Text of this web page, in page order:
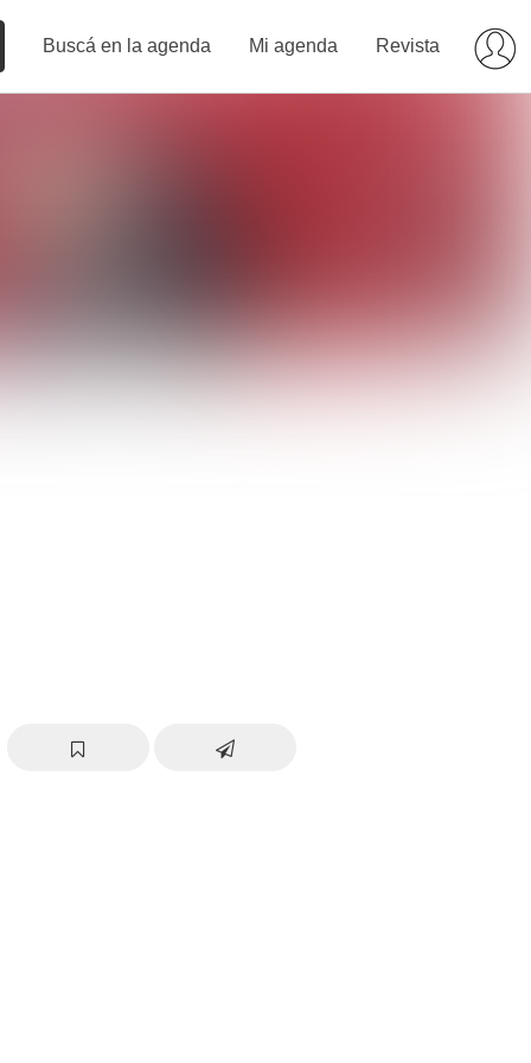
Buscá en la agenda Mi agenda Revista